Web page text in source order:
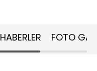
HABERLER FOTO